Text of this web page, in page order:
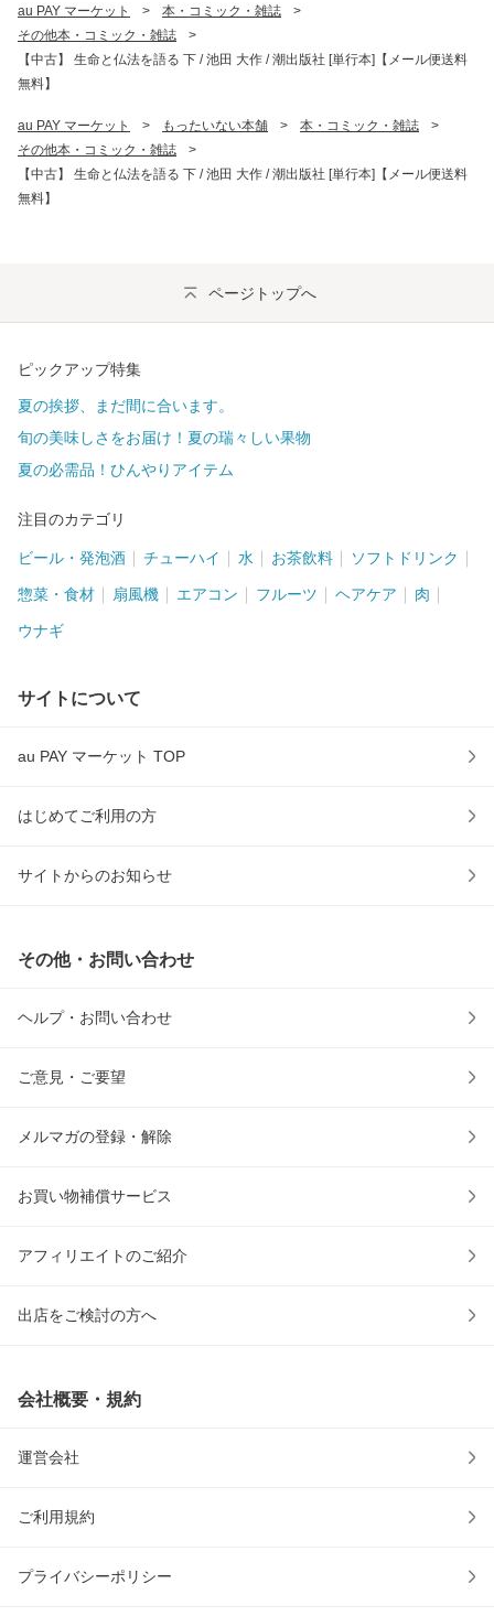
au PAY マーケット > 本・コミック・雑誌
>
その他本・コミック・雑誌
>
【中古】 生命と仏法を語る 下 / 池田 大作 / 潮出版社 [単行本]【メール便送料
無料】
au PAY マーケット > もったいない本舗 > 本・コミック・雑誌
>
その他本・コミック・雑誌
>
【中古】 生命と仏法を語る 下 / 池田 大作 / 潮出版社 [単行本]【メール便送料
無料】
ページトップへ
ピックアップ特集
夏の挨拶、まだ間に合います。
旬の美味しさをお届け！夏の瑞々しい果物
夏の必需品！ひんやりアイテム
注目のカテゴリ
ビール・発泡酒 チューハイ 水 お茶飲料 ソフトドリンク
惣菜・食材 扇風機 エアコン フルーツ ヘアケア 肉
ウナギ
サイトについて
au PAY マーケット TOP
はじめてご利用の方
サイトからのお知らせ
その他・お問い合わせ
ヘルプ・お問い合わせ
ご意見・ご要望
メルマガの登録・解除
お買い物補償サービス
アフィリエイトのご紹介
出店をご検討の方へ
会社概要・規約
運営会社
ご利用規約
プライバシーポリシー